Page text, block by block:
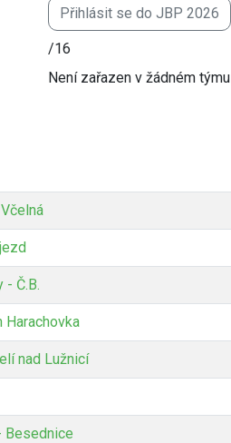
Přihlásit se do JBP 2026
/16
Není zařazen v žádném týmu
- Č.B.
Harachovka
nad Lužnicí
Besednice